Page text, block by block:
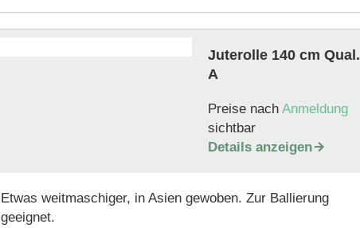
Juterolle 140 cm Qual.
A
Preise nach Anmeldung
sichtbar
Details anzeigen
Etwas weitmaschiger, in Asien gewoben. Zur Ballierung
geeignet.